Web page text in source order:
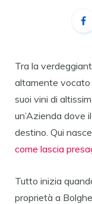
Tra la
altamente vocato
suoi vini di
un’Azienda dove
destino. Qui nasce
come lascia
Tutto inizia
proprietà a